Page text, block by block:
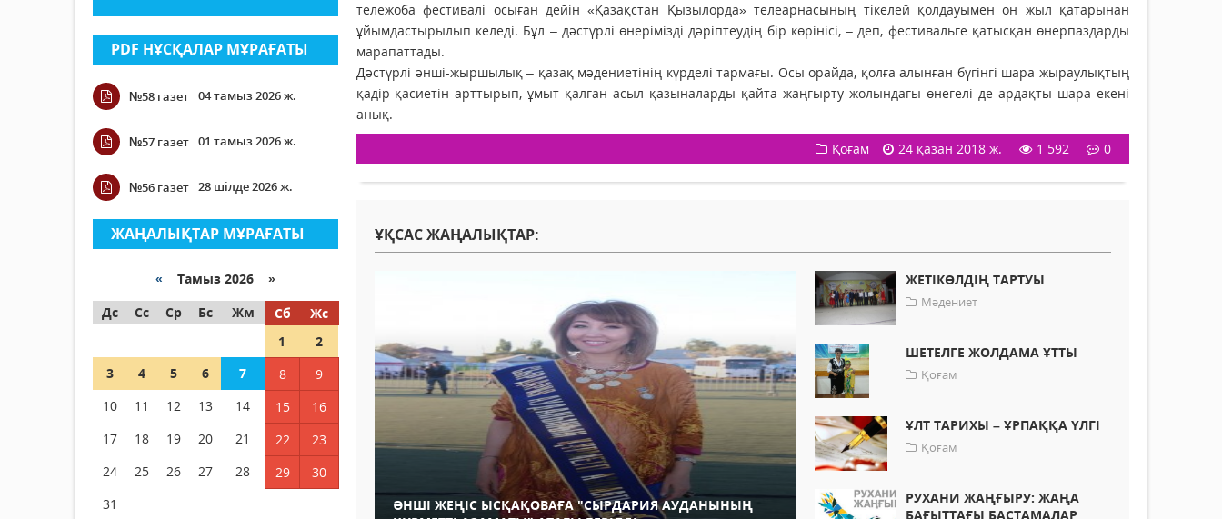
PDF НҰСҚАЛАР МҰРАҒАТЫ
№58 газет 04 тамыз 2026 ж.
№57 газет 01 тамыз 2026 ж.
№56 газет 28 шілде 2026 ж.
ЖАҢАЛЫҚТАР МҰРАҒАТЫ
« Тамыз 2026 »
Дс
Сс Ср Бс Жм Сб
Жс
1
2
3
4 5 6 7 8
9
10
11 12 13 14 15
16
17
18 19 20 21 22
23
24
25 26 27 28 29
30
31
тележоба фестивалі осыған дейін «Қазақстан Қызылорда» телеарнасының тікелей қолдауымен он жыл қатарынан
ұйымдастырылып келеді. Бұл – дәстүрлі өнерімізді дәріптеудің бір көрінісі, – деп, фестивальге қатысқан өнерпаздарды
марапаттады.
Дәстүрлі әнші-жыршылық – қазақ мәдениетінің күрделі тармағы. Осы орайда, қолға алынған бүгінгі шара жыраулықтың
қадір-қасиетін арттырып, ұмыт қалған асыл қазыналарды қайта жаңғырту жолындағы өнегелі де ардақты шара екені
анық.
Қоғам
24 қазан 2018 ж. 1 592 0
ҰҚСАС ЖАҢАЛЫҚТАР:
ӘНШІ ЖЕҢІС ЫСҚАҚОВАҒА "СЫРДАРИЯ АУДАНЫНЫҢ
ЖЕТІКӨЛДІҢ ТАРТУЫ
Мәдениет
ШЕТЕЛГЕ ЖОЛДАМА ҰТТЫ
Қоғам
ҰЛТ ТАРИХЫ – ҰРПАҚҚА ҮЛГІ
Қоғам
РУХАНИ ЖАҢҒЫРУ: ЖАҢА
БАҒЫТТАҒЫ БАСТАМАЛАР